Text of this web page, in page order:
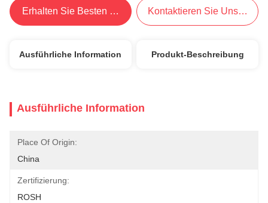
Erhalten Sie Besten Preis Kontaktieren Sie Uns Jetzt
Ausführliche Information Produkt-Beschreibung
Ausführliche Information
Place Of Origin:
China
Zertifizierung:
ROSH